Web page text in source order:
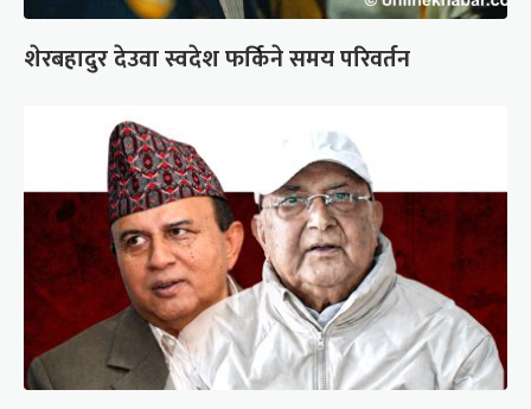
शेरबहादुर देउवा स्वदेश फर्किने समय परिवर्तन